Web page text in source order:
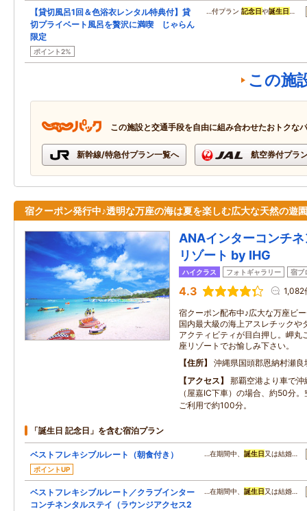
【貸切風呂1回＆色浴衣レンタル特典付】貸
切プライベート風呂を贅沢に満喫 じゃらん
限定
ポイント2%
…付プラン記念日や誕生日 …
この施
この施設と交通手段を自由に組み合わせたおトクな
新幹線/特急付プラン一覧へ 航空券付プラ
宿クーポン発行中♪透明な万座の海は夏を楽しむ広大な天然の遊
ANAインターコンチ
リゾート by IHG
ハイクラス フォトギャラリー 宿ブ
4.3 1,082
宿クーポン配布中♪広大な万座ビ
国内最大級の海上アスレチックや
アクティビティが目白押し。岬丸
座リゾートでお愉しみ下さい。
住所
沖縄県国頭郡恩納村瀬良
アクセス
那覇空港より車で
（屋嘉IC下車）の場合、約50分
ご利用で約100分。
「誕生日 記念日」を含む宿泊プラン
ベストフレキシブルレート（朝食付き）
ポイントUP
…在期間中、 誕生日 又は結婚…
ベストフレキシブルレート／クラブインター
コンチネンタルステイ（ラウンジアクセス2
…在期間中、 誕生日 又は結婚…